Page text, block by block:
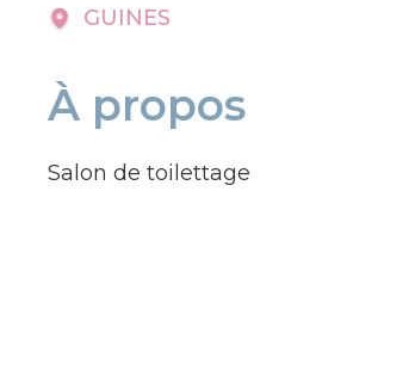
GUINES
À propos
Salon de toilettage